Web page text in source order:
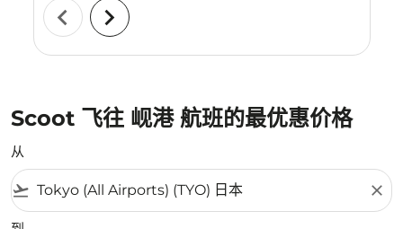
chevron_left chevron_right
Scoot 飞往 岘港 航班的最优惠价格
从
flight_takeoff close